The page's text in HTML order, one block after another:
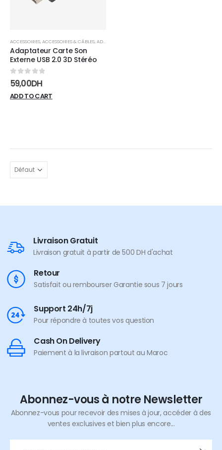
ACCESSOIRES, ACCESSOIRES & CÂBLES, ADAPTATEURS
Adaptateur Carte Son
Externe USB 2.0 3D Stéréo
0sur 5
59,00DH
ADD TO CART
Livraison Gratuit
Livraison gratuit à partir de 500 DH d'achat
Retour
Satisfait ou rembourser Garantie sous 7 jours
Support 24h/7j
Pour répondre à toutes vos question
Cash On Delivery
Paiement à la livraison partout au Maroc
Abonnez-vous à notre Newsletter
Abonnez-vous pour recevoir des mises à jour, accéder à des
ventes exclusives et bien plus encore...